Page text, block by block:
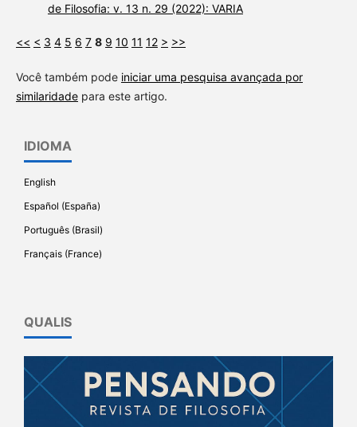
de Filosofia: v. 13 n. 29 (2022): VARIA
<< < 3 4 5 6 7 8 9 10 11 12 > >>
Você também pode iniciar uma pesquisa avançada por
similaridadepara este artigo.
IDIOMA
English
Español (España)
Português (Brasil)
Français (France)
QUALIS